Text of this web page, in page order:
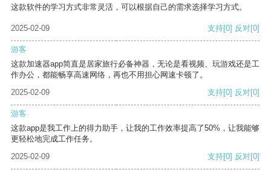
这款软件的学习方式非常灵活，可以根据自己的需求选择学习方式。
2025-02-09 支持[0] 反对[0]
游客
这款加速器app简直是居家旅行必备神器，无论是看视频、玩游戏还是工
作办公，都能畅享高速网络，再也不用担心网速卡顿了。
2025-02-09
支持[0] 反对[0]
游客
这款app是我工作上的得力助手，让我的工作效率提高了50%，让我能够
更轻松地完成工作任务。
2025-02-09
支持[0] 反对[0]